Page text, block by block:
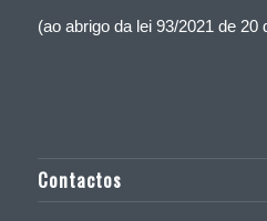
(ao abrigo da lei 93/2021 de 20
Contactos